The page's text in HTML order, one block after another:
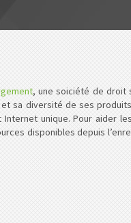
, une soiciété de droit
sa diversité de ses
unique. Pour
disponibles depuis